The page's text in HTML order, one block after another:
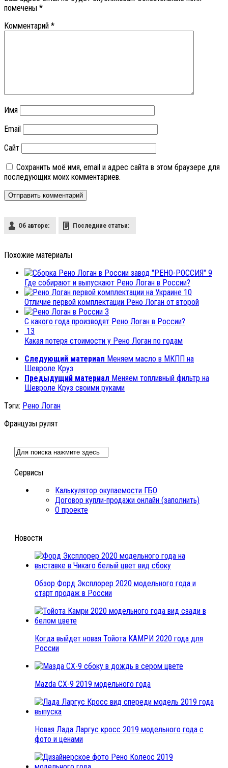
помечены *
Комментарий *
Имя
Email
Сайт
Сохранить моё имя, email и адрес сайта в этом браузере для
последующих моих комментариев.
Об авторе: Последние статьи:
Похожие материалы
9
Где собирают и выпускают Рено Логан в России?
10
Отличие первой комплектации Рено Логан от второй
3
С какого года производят Рено Логан в России?
13
Какая потеря стоимости у Рено Логан по годам
Следующий материал Меняем масло в МКПП на
Шевроле Круз
Предыдущий материал Меняем топливный фильтр на
Шевроле Круз своими руками
Тэги: Рено Логан
Французы рулят
Сервисы
Калькулятор окупаемости ГБО
Договор купли-продажи онлайн (заполнить)
О проекте
Новости
Обзор Форд Эксплорер 2020 модельного года и
старт продаж в России
Когда выйдет новая Тойота КАМРИ 2020 года для
России
Mazda CX-9 2019 модельного года
Новая Лада Ларгус кросс 2019 модельного года с
фото и ценами